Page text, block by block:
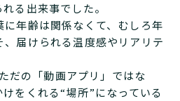
る出来事でした。
年齢は関係なくて、むしろ年
届けられる温度感やリアリテ
だの「動画アプリ」ではな
をくれる“場所”になっている